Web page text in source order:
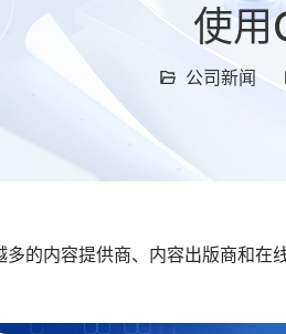
使用
公司新闻
的内容提供商、内容出版商和在